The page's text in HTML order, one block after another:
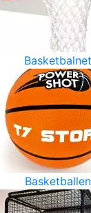
Basketbalnet
Basketballen